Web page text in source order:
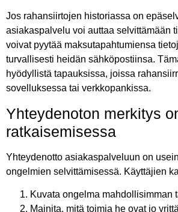
Jos rahansiirtojen historiassa on
asiakaspalvelu voi auttaa selvittämään
voivat pyytää maksutapahtumiensa
turvallisesti heidän sähköpostiinsa.
hyödyllistä tapauksissa, joissa
sovelluksessa tai verkkopankissa.
Yhteydenoton merkitys
ratkaisemisessa
Yhteydenotto asiakaspalveluun on
ongelmien selvittämisessä. Käyttäjien
Kuvata ongelma mahdollisimman
Mainita, mitä toimia he ovat jo